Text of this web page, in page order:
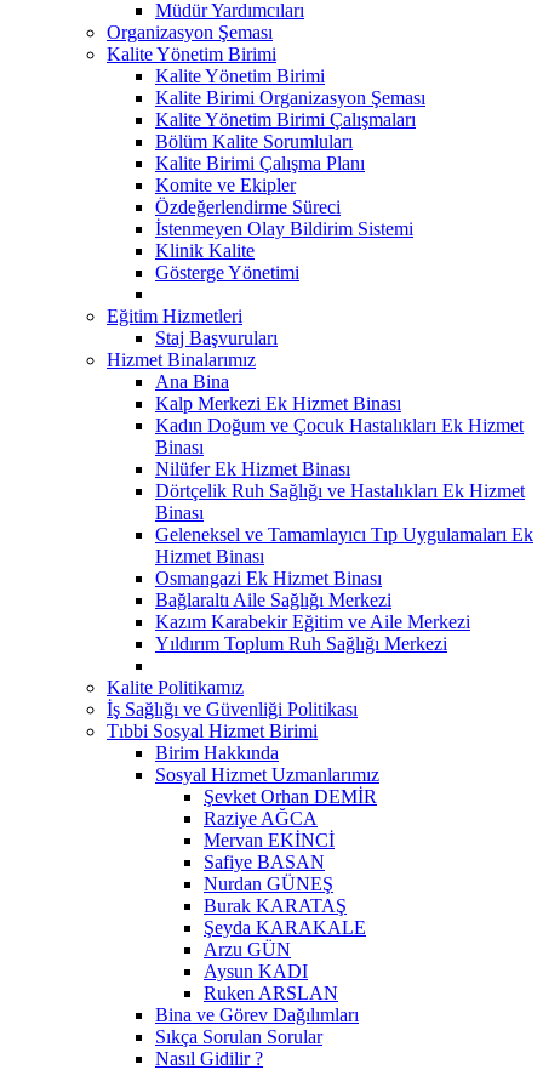
Müdür Yardımcıları
Organizasyon Şeması
Kalite Yönetim Birimi
Kalite Yönetim Birimi
Kalite Birimi Organizasyon Şeması
Kalite Yönetim Birimi Çalışmaları
Bölüm Kalite Sorumluları
Kalite Birimi Çalışma Planı
Komite ve Ekipler
Özdeğerlendirme Süreci
İstenmeyen Olay Bildirim Sistemi
Klinik Kalite
Gösterge Yönetimi
Eğitim Hizmetleri
Staj Başvuruları
Hizmet Binalarımız
Ana Bina
Kalp Merkezi Ek Hizmet Binası
Kadın Doğum ve Çocuk Hastalıkları Ek Hizmet
Binası
Nilüfer Ek Hizmet Binası
Dörtçelik Ruh Sağlığı ve Hastalıkları Ek Hizmet
Binası
Geleneksel ve Tamamlayıcı Tıp Uygulamaları Ek
Hizmet Binası
Osmangazi Ek Hizmet Binası
Bağlaraltı Aile Sağlığı Merkezi
Kazım Karabekir Eğitim ve Aile Merkezi
Yıldırım Toplum Ruh Sağlığı Merkezi
Kalite Politikamız
İş Sağlığı ve Güvenliği Politikası
Tıbbi Sosyal Hizmet Birimi
Birim Hakkında
Sosyal Hizmet Uzmanlarımız
Şevket Orhan DEMİR
Raziye AĞCA
Mervan EKİNCİ
Safiye BASAN
Nurdan GÜNEŞ
Burak KARATAŞ
Şeyda KARAKALE
Arzu GÜN
Aysun KADI
Ruken ARSLAN
Bina ve Görev Dağılımları
Sıkça Sorulan Sorular
Nasıl Gidilir ?